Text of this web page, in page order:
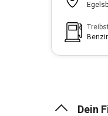
Dein